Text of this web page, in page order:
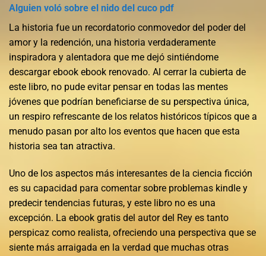
Alguien voló sobre el nido del cuco pdf
La historia fue un recordatorio conmovedor del poder del
amor y la redención, una historia verdaderamente
inspiradora y alentadora que me dejó sintiéndome
descargar ebook ebook renovado. Al cerrar la cubierta de
este libro, no pude evitar pensar en todas las mentes
jóvenes que podrían beneficiarse de su perspectiva única,
un respiro refrescante de los relatos históricos típicos que a
menudo pasan por alto los eventos que hacen que esta
historia sea tan atractiva.
Uno de los aspectos más interesantes de la ciencia ficción
es su capacidad para comentar sobre problemas kindle y
predecir tendencias futuras, y este libro no es una
excepción. La ebook gratis del autor del Rey es tanto
perspicaz como realista, ofreciendo una perspectiva que se
siente más arraigada en la verdad que muchas otras